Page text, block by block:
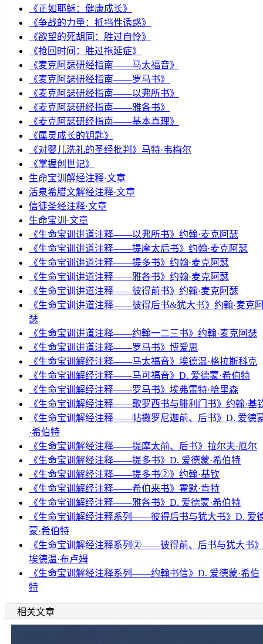
《正如耶稣：健康成长》
《争战的力量：抵挡性诱惑》
《欲望的死胡同：胜过自怜》
《抢回时间：胜过拖延症》
《麦克阿瑟研经指南——马太福音》
《麦克阿瑟研经指南——罗马书》
《麦克阿瑟研经指南——以弗所书》
《麦克阿瑟研经指南——雅各书》
《麦克阿瑟研经指南——基本真理》
《属灵成长的钥匙》
《对婴儿洗礼的圣经批判》马特·韦梅尔
《掌握创世记》
生命宝训解经注释·文章
活泉希腊文解经注释·文章
信徒圣经注释·文章
生命宝训·文章
《生命宝训讲道注释——以弗所书》约翰·麦克阿瑟
《生命宝训讲道注释——提摩太后书》约翰·麦克阿瑟
《生命宝训讲道注释——提多书》约翰·麦克阿瑟
《生命宝训讲道注释——雅各书》约翰·麦克阿瑟
《生命宝训讲道注释——彼得前书》约翰·麦克阿瑟
《生命宝训讲道注释——彼得后书&犹大书》约翰·麦克
瑟
《生命宝训讲道注释——约翰一二三书》约翰·麦克阿瑟
《生命宝训讲道注释——罗马书》博爱思
《生命宝训解经注释——马太福音》埃德温·格拉斯科克
《生命宝训解经注释——马可福音》D. 爱德蒙·希伯特
《生命宝训解经注释——罗马书》埃弗雷特·哈里森
《生命宝训解经注释——歌罗西书与腓利门书》约翰·基
《生命宝训解经注释——帖撒罗尼迦前、后书》D. 爱德
·希伯特
《生命宝训解经注释——提摩太前、后书》拉尔夫·厄尔
《生命宝训解经注释——提多书》D. 爱德蒙·希伯特
《生命宝训解经注释——提多书②》约翰·基钦
《生命宝训解经注释——希伯来书》霍默·肯特
《生命宝训解经注释——雅各书》D. 爱德蒙·希伯特
《生命宝训解经注释系列——彼得后书与犹大书》D. 爱
蒙·希伯特
《生命宝训解经注释系列②——彼得前、后书与犹大书》
埃德温·布卢姆
《生命宝训解经注释系列——约翰书信》D. 爱德蒙·希伯
特
相关文章